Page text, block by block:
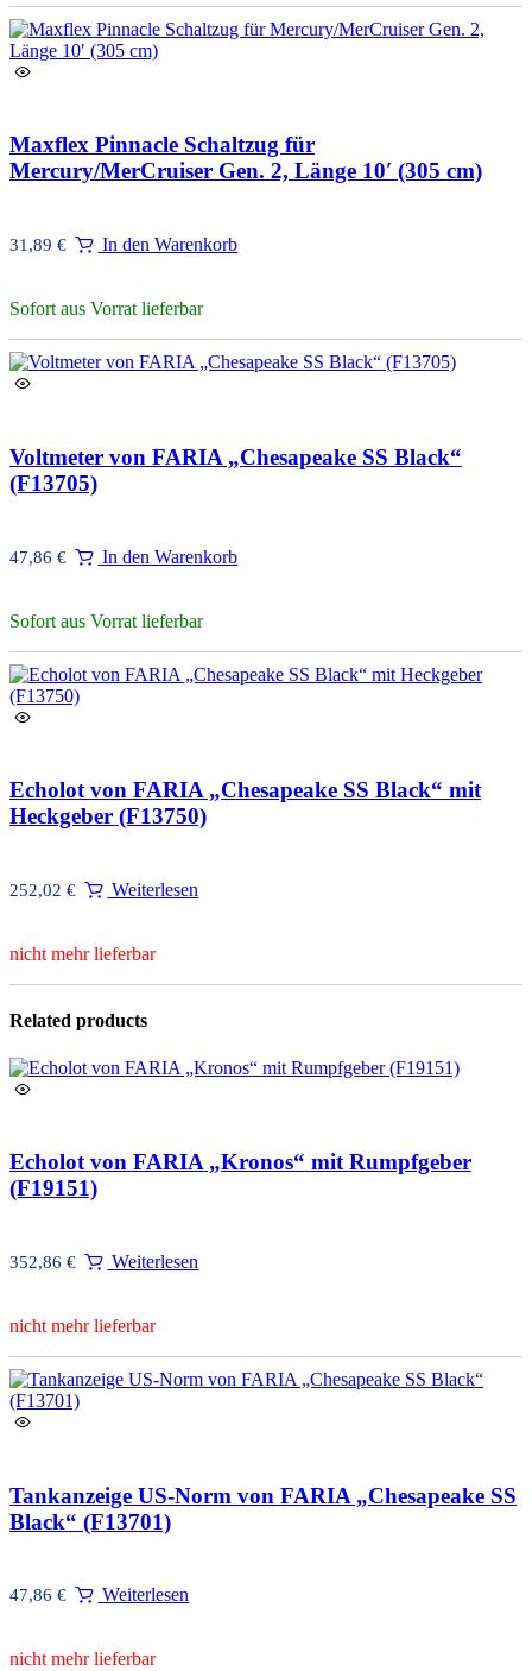
Maxflex Pinnacle Schaltzug für
Mercury/MerCruiser Gen. 2, Länge 10′ (305 cm)
31,89 € In den Warenkorb
Sofort aus Vorrat lieferbar
Voltmeter von FARIA „Chesapeake SS Black“
(F13705)
47,86 € In den Warenkorb
Sofort aus Vorrat lieferbar
Echolot von FARIA „Chesapeake SS Black“ mit
Heckgeber (F13750)
252,02 € Weiterlesen
nicht mehr lieferbar
Related products
Echolot von FARIA „Kronos“ mit Rumpfgeber
(F19151)
352,86 € Weiterlesen
nicht mehr lieferbar
Tankanzeige US-Norm von FARIA „Chesapeake SS
Black“ (F13701)
47,86 € Weiterlesen
nicht mehr lieferbar